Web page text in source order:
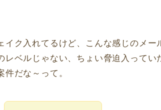
イク入れてるけど、こんな感じのメ
レベルじゃない、ちょい脅迫入って
件だな～って。